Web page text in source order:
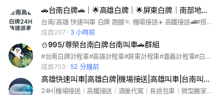
🚗台南白牌🚗｜🌟高雄白牌｜🌟屏東白牌｜南部地區白牌｜機場接送｜ 高鐵接送｜ 24H白牌快速叫車群
台南/高雄 快速叫車 白牌 跑腿🏃 機場接送✈️ 高鐵接送🚄#搭車#叫車#包車#跑腿#機場接送#高鐵接送#道路救援#取餐#送餐#搬家#台南白牌#台南計程車
成員207
3 小時前
⛄️995/尊榮台南白牌台南叫車🚗群組
#台南白牌計程車#高雄計程車#屏東計程車#嘉義計程車#白牌車#叫車#代叫#私家車#Uber#line taxi#台灣大車隊#大都會#府城#yuxi#中華衛星#天龍#夏威夷#全台叫車#高鐵接送#機場接送#長短途旅遊包車#代購跑腿#酒後代駕#道路救援接電#台南叫車#台南白牌#
成員703
52 分鐘前
高雄快速叫車|高雄白牌|機場接送|高雄叫車|台南叫車|代駕|包車|搬家|高鐵|Uber多元
24H|機場接送｜高鐵接送｜酒後代駕｜長途包車｜微型搬家｜跑腿服務｜旅遊配合｜大型包車｜高雄白牌｜台南白牌｜高雄叫車｜台南叫車|